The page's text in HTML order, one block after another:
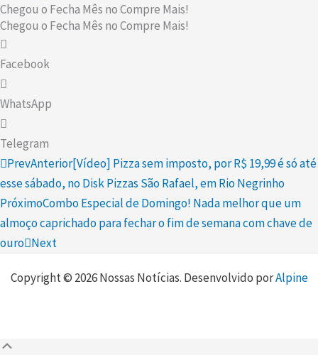
Chegou o Fecha Mês no Compre Mais!
Chegou o Fecha Mês no Compre Mais!
Facebook
WhatsApp
Telegram
PrevAnterior[Vídeo] Pizza sem imposto, por R$ 19,99 é só até
esse sábado, no Disk Pizzas São Rafael, em Rio Negrinho
PróximoCombo Especial de Domingo! Nada melhor que um
almoço caprichado para fechar o fim de semana com chave de
ouro Next
Copyright © 2026 Nossas Notícias. Desenvolvido porAlpine